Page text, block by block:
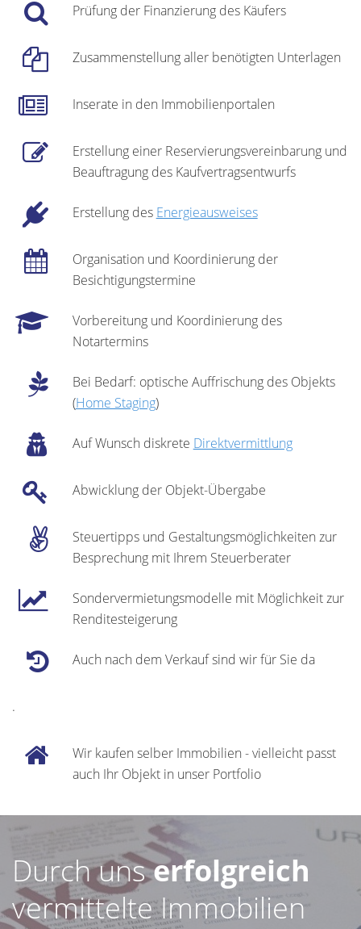
Prüfung der Finanzierung des Käufers
Zusammenstellung aller benötigten Unterlagen
Inserate in den Immobilienportalen
Erstellung einer Reservierungsvereinbarung und
Beauftragung des Kaufvertragsentwurfs
Erstellung des Energieausweises
Organisation und Koordinierung der
Besichtigungstermine
Vorbereitung und Koordinierung des
Notartermins
Bei Bedarf: optische Auffrischung des Objekts
(Home Staging)
Auf Wunsch diskrete Direktvermittlung
Abwicklung der Objekt-Übergabe
Steuertipps und Gestaltungsmöglichkeiten zur
Besprechung mit Ihrem Steuerberater
Sondervermietungsmodelle mit Möglichkeit zur
Renditesteigerung
Auch nach dem Verkauf sind wir für Sie da
.
Wir kaufen selber Immobilien - vielleicht passt
auch Ihr Objekt in unser Portfolio
Durch unserfolgreich
vermittelte Immobilien